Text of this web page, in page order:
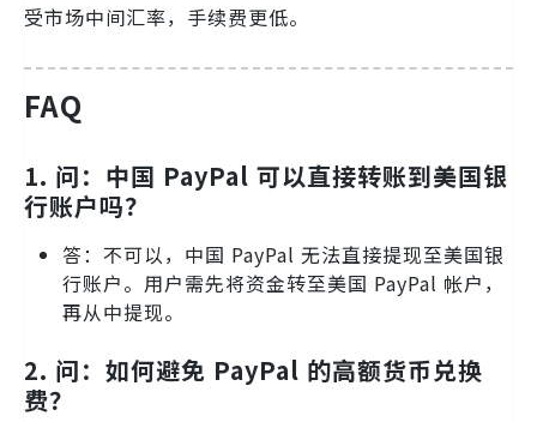
受市场中间汇率，手续费更低。
FAQ
1. 问：中国 PayPal 可以直接转账到美国银
行账户吗？
答：不可以，中国 PayPal 无法直接提现至美国银
行账户。用户需先将资金转至美国 PayPal 帐户，
再从中提现。
2. 问：如何避免 PayPal 的高额货币兑换
费？